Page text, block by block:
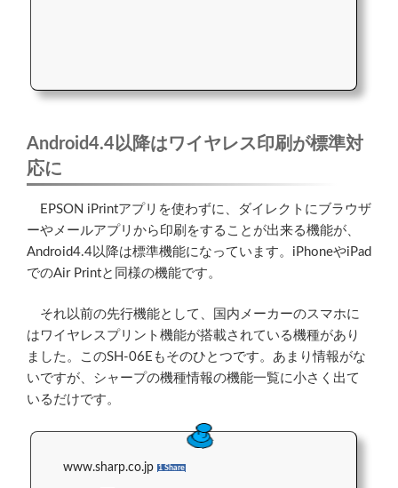
Android4.4以降はワイヤレス印刷が標準対
応に
EPSON iPrintアプリを使わずに、ダイレクトにブラウザ
ーやメールアプリから印刷をすることが出来る機能が、
Android4.4以降は標準機能になっています。iPhoneやiPad
でのAir Printと同様の機能です。
それ以前の先行機能として、国内メーカーのスマホに
はワイヤレスプリント機能が搭載されている機種があり
ました。このSH-06Eもそのひとつです。あまり情報がな
いですが、シャープの機種情報の機能一覧に小さく出て
いるだけです。
www.sharp.co.jp 1 Share